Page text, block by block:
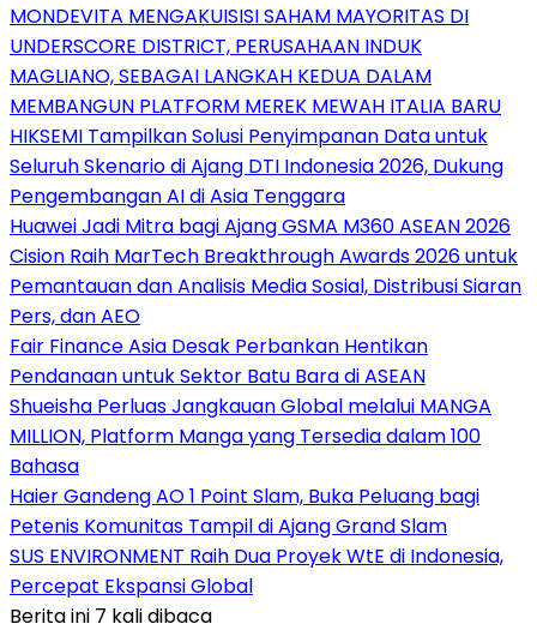
MONDEVITA MENGAKUISISI SAHAM MAYORITAS DI
UNDERSCORE DISTRICT, PERUSAHAAN INDUK
MAGLIANO, SEBAGAI LANGKAH KEDUA DALAM
MEMBANGUN PLATFORM MEREK MEWAH ITALIA BARU
HIKSEMI Tampilkan Solusi Penyimpanan Data untuk
Seluruh Skenario di Ajang DTI Indonesia 2026, Dukung
Pengembangan AI di Asia Tenggara
Huawei Jadi Mitra bagi Ajang GSMA M360 ASEAN 2026
Cision Raih MarTech Breakthrough Awards 2026 untuk
Pemantauan dan Analisis Media Sosial, Distribusi Siaran
Pers, dan AEO
Fair Finance Asia Desak Perbankan Hentikan
Pendanaan untuk Sektor Batu Bara di ASEAN
Shueisha Perluas Jangkauan Global melalui MANGA
MILLION, Platform Manga yang Tersedia dalam 100
Bahasa
Haier Gandeng AO 1 Point Slam, Buka Peluang bagi
Petenis Komunitas Tampil di Ajang Grand Slam
SUS ENVIRONMENT Raih Dua Proyek WtE di Indonesia,
Percepat Ekspansi Global
Berita ini 7 kali dibaca